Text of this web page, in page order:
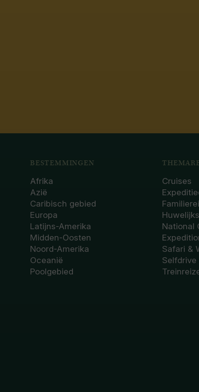
BESTEMMINGEN
Afrika
Azië
Caribisch gebied
Europa
Latijns-Amerika
Midden-Oosten
Noord-Amerika
Oceanië
Poolgebied
Cruises
National
Safari &
Selfdrive